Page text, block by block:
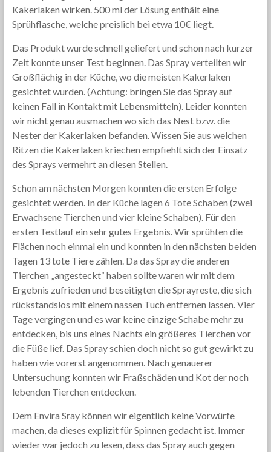
Kakerlaken wirken. 500 ml der Lösung enthält eine
Sprühflasche, welche preislich bei etwa 10€ liegt.
Das Produkt wurde schnell geliefert und schon nach kurzer
Zeit konnte unser Test beginnen. Das Spray verteilten wir
Großflächig in der Küche, wo die meisten Kakerlaken
gesichtet wurden. (Achtung: bringen Sie das Spray auf
keinen Fall in Kontakt mit Lebensmitteln). Leider konnten
wir nicht genau ausmachen wo sich das Nest bzw. die
Nester der Kakerlaken befanden. Wissen Sie aus welchen
Ritzen die Kakerlaken kriechen empfiehlt sich der Einsatz
des Sprays vermehrt an diesen Stellen.
Schon am nächsten Morgen konnten die ersten Erfolge
gesichtet werden. In der Küche lagen 6 Tote Schaben (zwei
Erwachsene Tierchen und vier kleine Schaben). Für den
ersten Testlauf ein sehr gutes Ergebnis. Wir sprühten die
Flächen noch einmal ein und konnten in den nächsten beiden
Tagen 13 tote Tiere zählen. Da das Spray die anderen
Tierchen „angesteckt“ haben sollte waren wir mit dem
Ergebnis zufrieden und beseitigten die Sprayreste, die sich
rückstandslos mit einem nassen Tuch entfernen lassen. Vier
Tage vergingen und es war keine einzige Schabe mehr zu
entdecken, bis uns eines Nachts ein größeres Tierchen vor
die Füße lief. Das Spray schien doch nicht so gut gewirkt zu
haben wie vorerst angenommen. Nach genauerer
Untersuchung konnten wir Fraßschäden und Kot der noch
lebenden Tierchen entdecken.
Dem Envira Sray können wir eigentlich keine Vorwürfe
machen, da dieses explizit für Spinnen gedacht ist. Immer
wieder war jedoch zu lesen, dass das Spray auch gegen